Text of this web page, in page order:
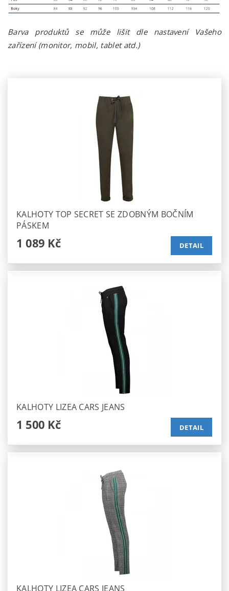
Barva produktů se může lišit dle nastavení Vašeho
zařízení (monitor, mobil, tablet atd.)
KALHOTY TOP SECRET SE ZDOBNÝM BOČNÍM
PÁSKEM
1 089 Kč DETAIL
KALHOTY LIZEA CARS JEANS
1 500 Kč DETAIL
KALHOTY LIZEA CARS JEANS